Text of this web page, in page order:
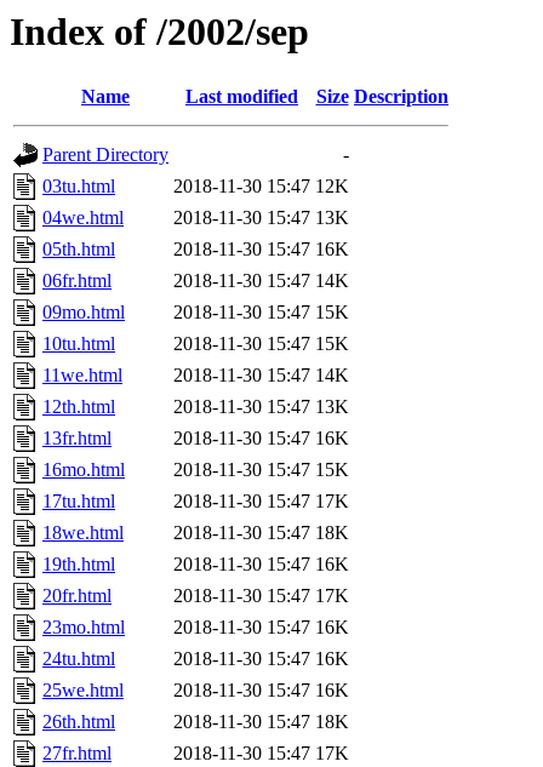
Index of /2002/sep
Name Last modified Size Description
Parent Directory
-
03tu.html
2018-11-30 15:47 12K
04we.html
2018-11-30 15:47 13K
05th.html
2018-11-30 15:47 16K
06fr.html
2018-11-30 15:47 14K
09mo.html
2018-11-30 15:47 15K
10tu.html
2018-11-30 15:47 15K
11we.html
2018-11-30 15:47 14K
12th.html
2018-11-30 15:47 13K
13fr.html
2018-11-30 15:47 16K
16mo.html
2018-11-30 15:47 15K
17tu.html
2018-11-30 15:47 17K
18we.html
2018-11-30 15:47 18K
19th.html
2018-11-30 15:47 16K
20fr.html
2018-11-30 15:47 17K
23mo.html
2018-11-30 15:47 16K
24tu.html
2018-11-30 15:47 16K
25we.html
2018-11-30 15:47 16K
26th.html
2018-11-30 15:47 18K
27fr.html
2018-11-30 15:47 17K